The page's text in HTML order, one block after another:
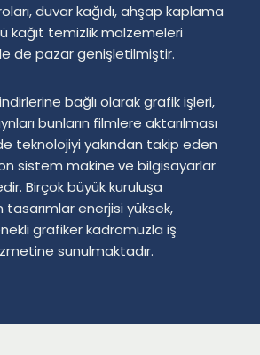
duvar kağıdı, ahşap kaplama
kağıt temizlik malzemeleri
de pazar genişletilmiştir.
bağlı olarak grafik işleri,
bunların filmlere aktarılması
teknolojiyi yakından takip eden
sistem makine ve bilgisayarlar
Birçok büyük kuruluşa
enerjisi yüksek,
grafiker kadromuzla iş
sunulmaktadır.